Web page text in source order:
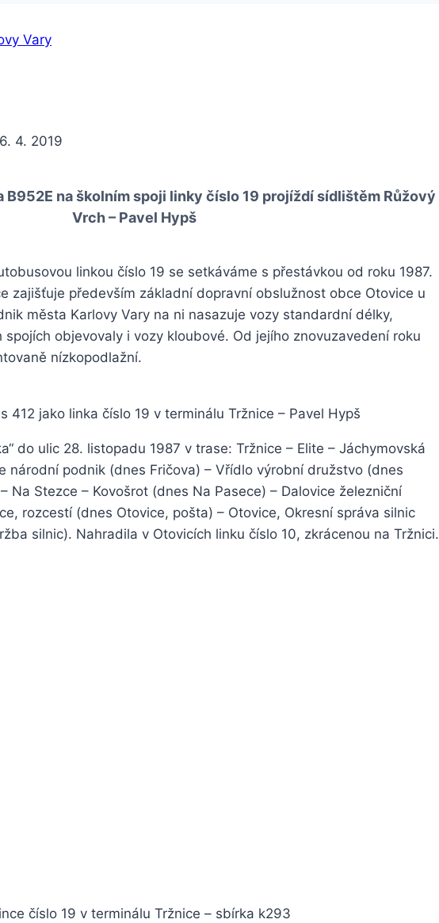
Vary
4. 2019
B952E na školním spoji linky číslo 19 projíždí sídlištěm Růžový
Vrch – Pavel Hypš
linkou číslo 19 se setkáváme s přestávkou od roku 1987.
zajišťuje především základní dopravní obslužnost obce Otovice u
města Karlovy Vary na ni nasazuje vozy standardní délky,
objevovaly i vozy kloubové. Od jejího znovuzavedení roku
nízkopodlažní.
412 jako linka číslo 19 v terminálu Tržnice – Pavel Hypš
do ulic 28. listopadu 1987 v trase: Tržnice – Elite – Jáchymovská
národní podnik (dnes Fričova) – Vřídlo výrobní družstvo (dnes
Na Stezce – Kovošrot (dnes Na Pasece) – Dalovice železniční
rozcestí (dnes Otovice, pošta) – Otovice, Okresní správa silnic
silnic). Nahradila v Otovicích linku číslo 10, zkrácenou na Tržnici.
číslo 19 v terminálu Tržnice – sbírka k293